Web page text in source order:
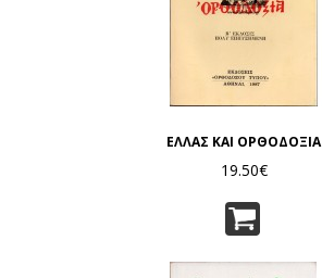
ΕΛΛΑΣ ΚΑΙ ΟΡΘΟΔΟΞΙΑ
19.50€